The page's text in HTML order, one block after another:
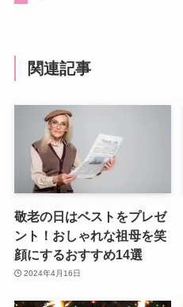
関連記事
敬老の日はベストをプレゼ
ント！おしゃれな祖母を笑
顔にするおすすめ14選
2024年4月16日